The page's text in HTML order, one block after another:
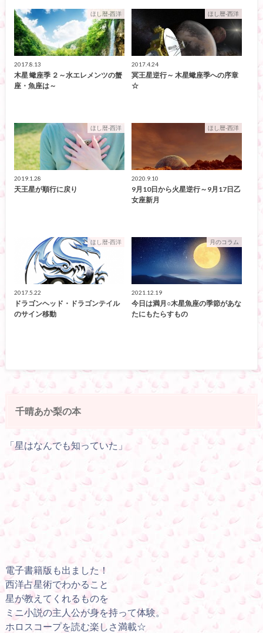
ほし暦-西洋
2017.8.13
木星 蠍座季 ２～水エレメンツの蟹
座・魚座は～
ほし暦-西洋
2017.4.24
冥王星逆行～ 木星蠍座季への序章
☆
ほし暦-西洋
2019.1.28
天王星が順行に戻り
ほし暦-西洋
2020.9.10
9月10日から火星逆行～9月17日乙
女座新月
ほし暦-西洋
2017.5.22
ドラゴンヘッド・ドラゴンテイル
のサイン移動
月のコラム
2021.12.19
今日は満月○木星魚座の季節があな
たにもたらすもの
千晴あか梨の本
「星はなんでも知っていた」
電子書籍版も出ました！
西洋占星術でわかること
星が教えてくれるものを
ミニ小説の主人公が身を持って体験。
ホロスコープを読む楽しさ満載☆